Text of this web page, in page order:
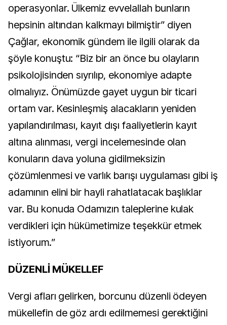
operasyonlar. Ülkemiz evvelallah bunların
hepsinin altından kalkmayı bilmiştir” diyen
Çağlar, ekonomik gündem ile ilgili olarak da
şöyle konuştu: “Biz bir an önce bu olayların
psikolojisinden sıyrılıp, ekonomiye adapte
olmalıyız. Önümüzde gayet uygun bir ticari
ortam var. Kesinleşmiş alacakların yeniden
yapılandırılması, kayıt dışı faaliyetlerin kayıt
altına alınması, vergi incelemesinde olan
konuların dava yoluna gidilmeksizin
çözümlenmesi ve varlık barışı uygulaması gibi iş
adamının elini bir hayli rahatlatacak başlıklar
var. Bu konuda Odamızın taleplerine kulak
verdikleri için hükümetimize teşekkür etmek
istiyorum.”
DÜZENLİ MÜKELLEF
Vergi afları gelirken, borcunu düzenli ödeyen
mükellefin de göz ardı edilmemesi gerektiğini